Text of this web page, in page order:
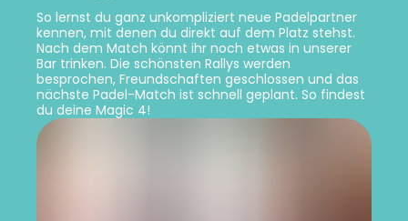
So lernst du ganz unkompliziert neue Padelpartner
kennen, mit denen du direkt auf dem Platz stehst.
Nach dem Match könnt ihr noch etwas in unserer
Bar trinken. Die schönsten Rallys werden
besprochen, Freundschaften geschlossen und das
nächste Padel-Match ist schnell geplant. So findest
du deine Magic 4!